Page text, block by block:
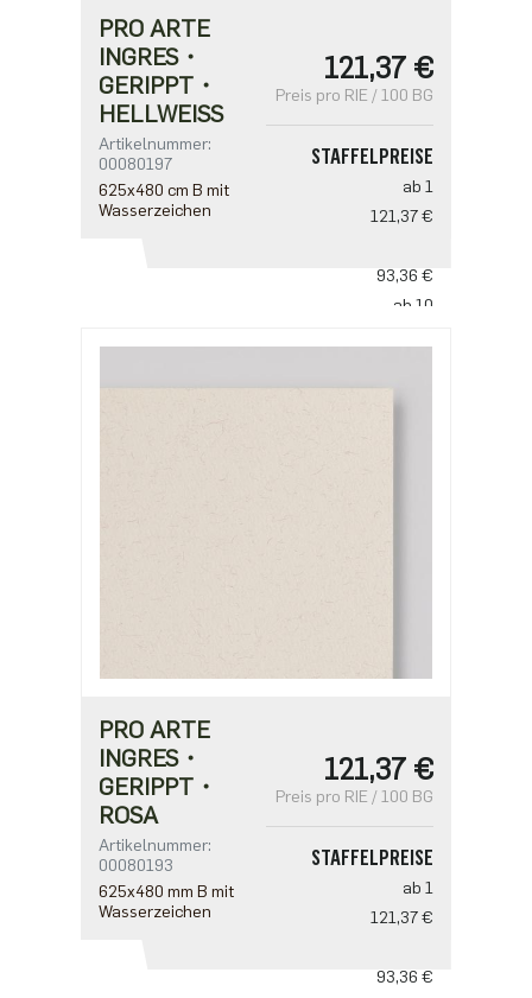
PRO ARTE
INGRES・
GERIPPT・
HELLWEISS
Artikelnummer:
00080197
625x480 cm B mit
Wasserzeichen
121,37 €
Preis pro RIE / 100 BG
STAFFELPREISE
ab 1
121,37 €
93,36 €
ab 10
PRO ARTE
INGRES・
GERIPPT・
ROSA
Artikelnummer:
00080193
625x480 mm B mit
Wasserzeichen
121,37 €
Preis pro RIE / 100 BG
STAFFELPREISE
ab 1
121,37 €
93,36 €